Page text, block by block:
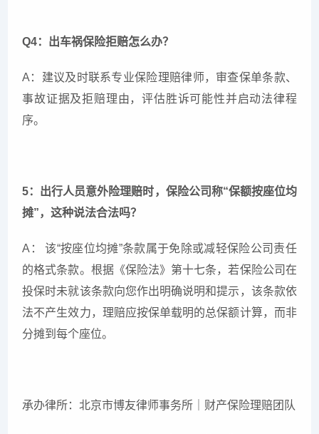
Q4：出车祸保险拒赔怎么办？
A：建议及时联系专业保险理赔律师，审查保单条款、
事故证据及拒赔理由，评估胜诉可能性并启动法律程
序。
5：出行人员意外险理赔时，保险公司称“保额按座位均
摊”，这种说法合法吗？
A： 该“按座位均摊”条款属于免除或减轻保险公司责任
的格式条款。根据《保险法》第十七条，若保险公司在
投保时未就该条款向您作出明确说明和提示，该条款依
法不产生效力，理赔应按保单载明的总保额计算，而非
分摊到每个座位。
承办律所：北京市博友律师事务所｜财产保险理赔团队